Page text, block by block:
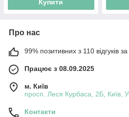
Купити
Про нас
99% позитивних з 110 відгуків за
Працює з 08.09.2025
м. Київ
просп. Леся Курбаса, 2Б, Київ,
Контакти